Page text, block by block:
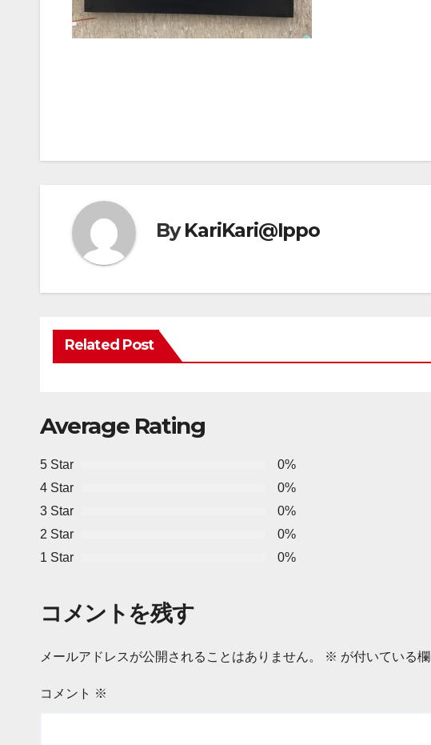
ByKariKari@Ippo
Related Post
Average Rating
5 Star
0%
4 Star
0%
3 Star
0%
2 Star
0%
1 Star
0%
コメントを残す
メールアドレスが公開されることはありません。 ※ が付いている
コメント ※